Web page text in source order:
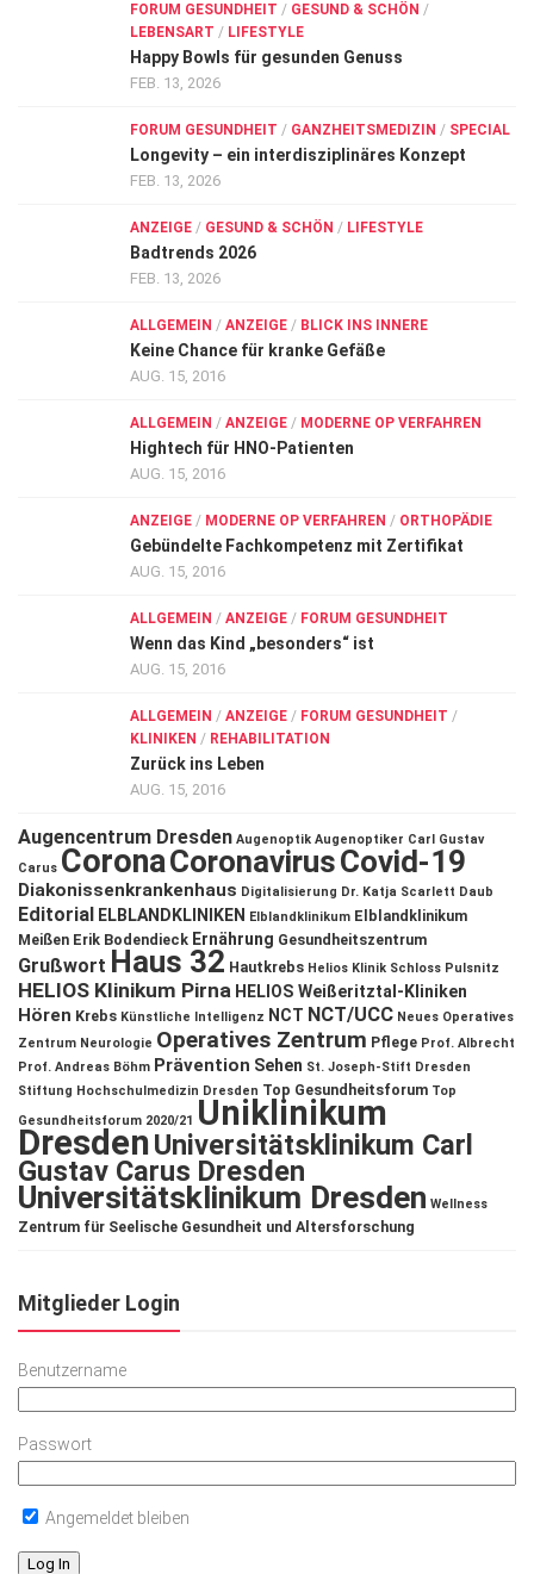
FORUM GESUNDHEIT / GESUND & SCHÖN /
LEBENSART / LIFESTYLE
Happy Bowls für gesunden Genuss
FEB. 13, 2026
FORUM GESUNDHEIT / GANZHEITSMEDIZIN / SPECIAL
Longevity – ein interdisziplinäres Konzept
FEB. 13, 2026
ANZEIGE / GESUND & SCHÖN / LIFESTYLE
Badtrends 2026
FEB. 13, 2026
ALLGEMEIN / ANZEIGE / BLICK INS INNERE
Keine Chance für kranke Gefäße
AUG. 15, 2016
ALLGEMEIN / ANZEIGE / MODERNE OP VERFAHREN
Hightech für HNO-Patienten
AUG. 15, 2016
ANZEIGE / MODERNE OP VERFAHREN / ORTHOPÄDIE
Gebündelte Fachkompetenz mit Zertifikat
AUG. 15, 2016
ALLGEMEIN / ANZEIGE / FORUM GESUNDHEIT
Wenn das Kind „besonders“ ist
AUG. 15, 2016
ALLGEMEIN / ANZEIGE / FORUM GESUNDHEIT /
KLINIKEN / REHABILITATION
Zurück ins Leben
AUG. 15, 2016
Augencentrum Dresden Augenoptik Augenoptiker Carl Gustav
Carus CoronaCoronavirusCovid-19
Diakonissenkrankenhaus Digitalisierung Dr. Katja Scarlett Daub
Editorial ELBLANDKLINIKEN Elblandklinikum Elblandklinikum
Meißen Erik Bodendieck Ernährung Gesundheitszentrum
Grußwort Haus 32 Hautkrebs Helios Klinik Schloss Pulsnitz
HELIOS Klinikum Pirna HELIOS Weißeritztal-Kliniken
Hören Krebs Künstliche Intelligenz NCT NCT/UCC Neues Operatives
Zentrum Neurologie Operatives Zentrum Pflege Prof. Albrecht
Prof. Andreas Böhm Prävention Sehen St. Joseph-Stift Dresden
Stiftung Hochschulmedizin Dresden Top Gesundheitsforum Top
Gesundheitsforum 2020/21 Uniklinikum
DresdenUniversitätsklinikum Carl
Gustav Carus Dresden
Universitätsklinikum Dresden Wellness
Zentrum für Seelische Gesundheit und Altersforschung
Mitglieder Login
Benutzername
Passwort
Angemeldet bleiben